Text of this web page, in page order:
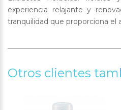
experiencia relajante y
tranquilidad que proporciona el
Otros clientes